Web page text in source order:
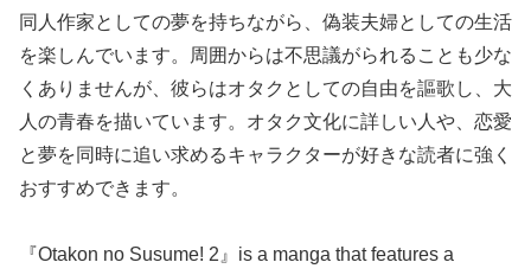
同人作家としての夢を持ちながら、偽装夫婦としての生活
を楽しんでいます。周囲からは不思議がられることも少な
くありませんが、彼らはオタクとしての自由を謳歌し、大
人の青春を描いています。オタク文化に詳しい人や、恋愛
と夢を同時に追い求めるキャラクターが好きな読者に強く
おすすめできます。
『Otakon no Susume! 2』is a manga that features a